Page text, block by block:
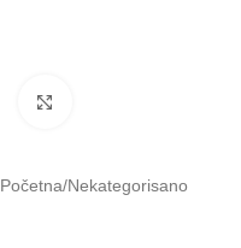
Početna/Nekategorisano